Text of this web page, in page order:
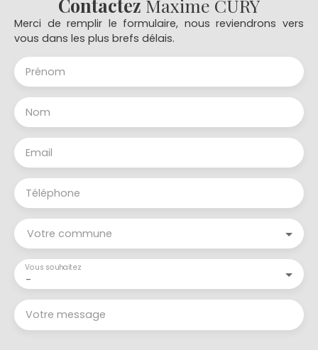
Contactez Maxime CURY
Merci de remplir le formulaire, nous reviendrons vers
vous dans les plus brefs délais.
Prénom
Nom
Email
Téléphone
Votre commune
-
Vous souhaitez
Votre message